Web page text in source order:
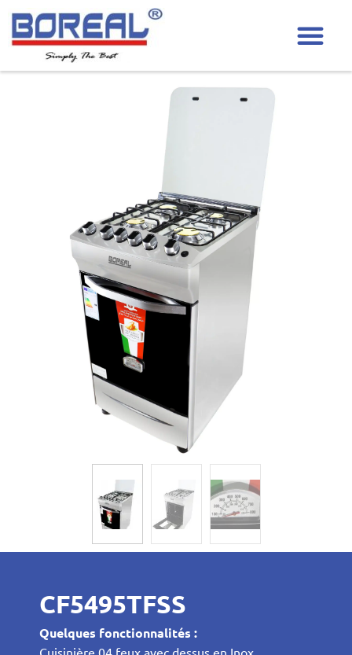
CF5495TFSS
Quelques fonctionnalités :
Cuisinière 04 feux avec dessus en Inox